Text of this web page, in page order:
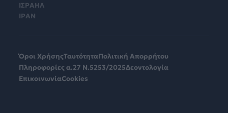
ΙΣΡΑΗΛ
ΙΡΑΝ
Όροι ΧρήσηςΤαυτότηταΠολιτική Απορρήτου
Πληροφορίες α.27 Ν.5253/2025Δεοντολογία
ΕπικοινωνίαCookies